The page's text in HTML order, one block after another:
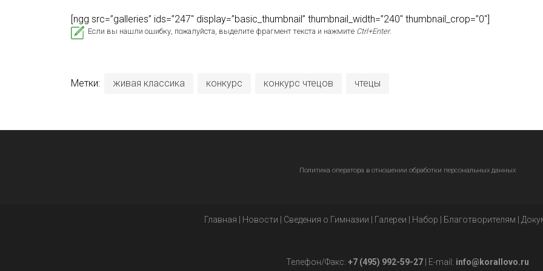
[ngg src=”galleries” ids=”247″ display=”basic_thumbnail” thumbnail_width=”240″ thumbnail_crop=”0″]
Если вы нашли ошибку, пожалуйста, выделите фрагмент текста и нажмите Ctrl+Enter.
Метки: живая классика конкурс конкурс чтецов чтецы
Политика оператора в отношении обработки персональных данных
Главная | Новости | Сведения о Гимназии | Галереи | Набор | Благотворителям |
Телефон/Факс: +7 (495) 992-59-27| E-mail: info@korallovo.ru